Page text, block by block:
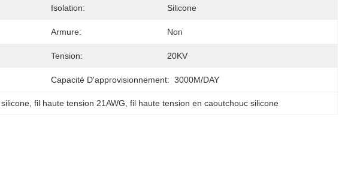
Isolation: Silicone
Armure: Non
Tension: 20KV
Capacité D'approvisionnement: 3000M/DAY
, fil haute tension 21AWG fil haute tension en caoutchouc silicone